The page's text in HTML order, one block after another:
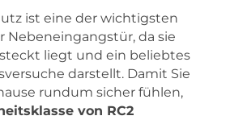
ist eine der wichtigsten
Nebeneingangstür, da sie
liegt und ein beliebtes
darstellt. Damit Sie
rundum sicher fühlen,
von RC2